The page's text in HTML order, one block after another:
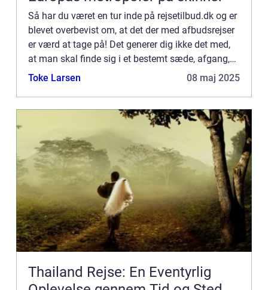
Så har du været en tur inde på rejsetilbud.dk og er
blevet overbevist om, at det der med afbudsrejser
er værd at tage på! Det generer dig ikke det med,
at man skal finde sig i et bestemt sæde, afgang,
ankomst og hjemrejse, for det bliver opvejet af d...
Toke Larsen 08 maj 2025
Thailand Rejse: En Eventyrlig